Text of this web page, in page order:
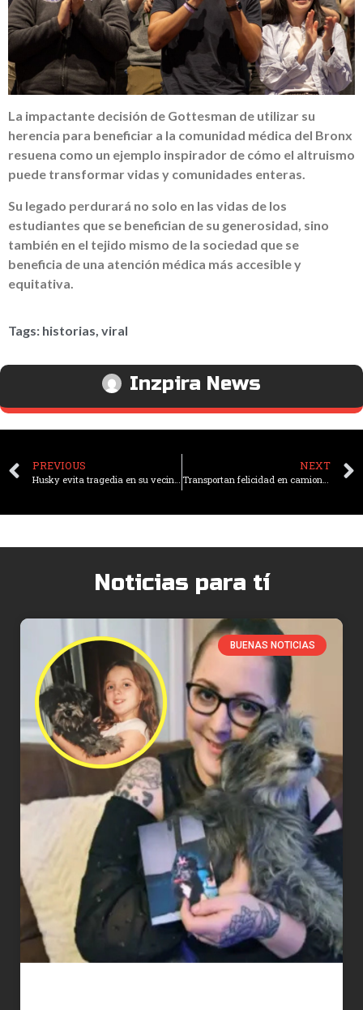
La impactante decisión de Gottesman de utilizar su
herencia para beneficiar a la comunidad médica del Bronx
resuena como un ejemplo inspirador de cómo el altruismo
puede transformar vidas y comunidades enteras.
Su legado perdurará no solo en las vidas de los
estudiantes que se benefician de su generosidad, sino
también en el tejido mismo de la sociedad que se
beneficia de una atención médica más accesible y
equitativa.
Tags: historias, viral
Inzpira News
PREVIOUS NEXT
Noticias para tí
BUENAS NOTICIAS